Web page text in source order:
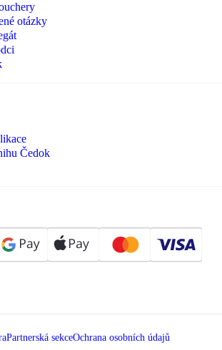
otázky
Čedok
Partnerská sekceOchrana osobních údajů